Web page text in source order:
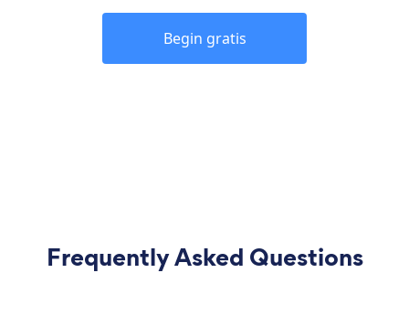
Begin gratis
Frequently Asked Questions